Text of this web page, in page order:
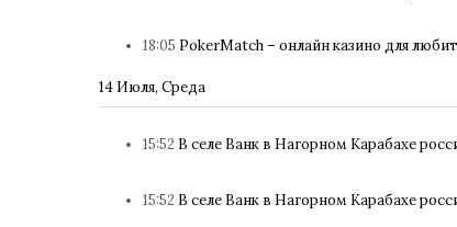
18:05 PokerMatch – онлайн казино для
14 Июля, Среда
15:52 В селе Ванк в Нагорном Карабахе
15:52 В селе Ванк в Нагорном Карабахе